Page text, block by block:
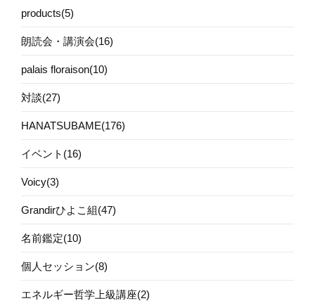
products(5)
朗読会・講演会(16)
palais floraison(10)
対談(27)
HANATSUBAME(176)
イベント(16)
Voicy(3)
Grandirひよこ組(47)
名前鑑定(10)
個人セッション(8)
エネルギー哲学上級講座(2)